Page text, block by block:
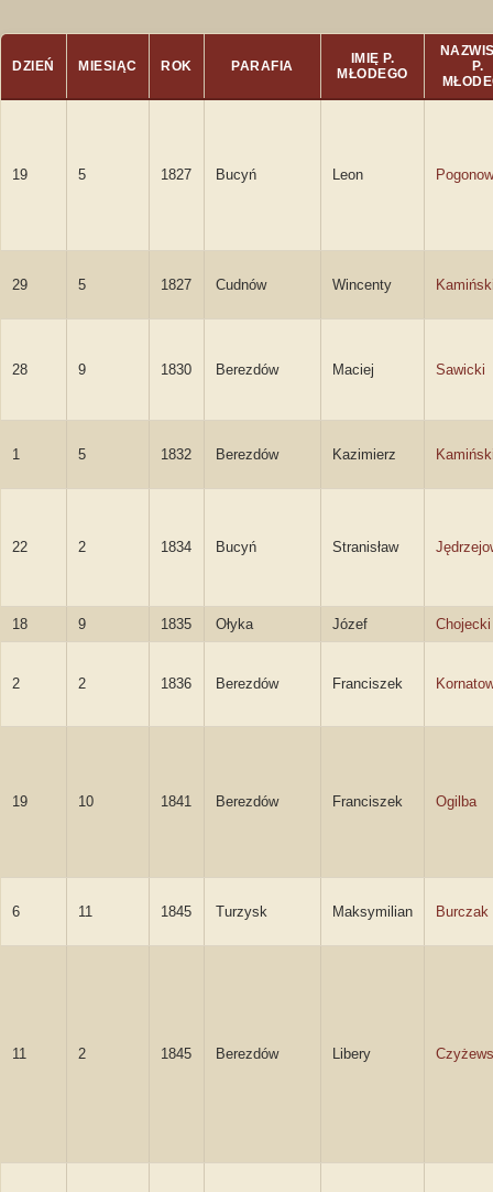
DZIEŃ MIESIĄC ROK PARAFIA
IMIĘ P.
MŁODEGO
P.
19 5 1827 Bucyń Leon
29 5 1827 Cudnów Wincenty
28 9 1830 Berezdów Maciej Sawicki
1 5 1832 Berezdów Kazimierz
22 2 1834 Bucyń Stranisław
18 9 1835 Ołyka Józef Chojecki
2 2 1836 Berezdów Franciszek
19 10 1841 Berezdów Franciszek Ogilba
6 11 1845 Turzysk Maksymilian Burczak
11 2 1845 Berezdów Libery